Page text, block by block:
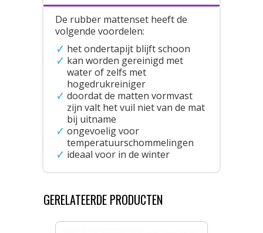
De rubber mattenset heeft de
volgende voordelen:
het ondertapijt blijft schoon
kan worden gereinigd met
water of zelfs met
hogedrukreiniger
doordat de matten vormvast
zijn valt het vuil niet van de mat
bij uitname
ongevoelig voor
temperatuurschommelingen
ideaal voor in de winter
GERELATEERDE PRODUCTEN